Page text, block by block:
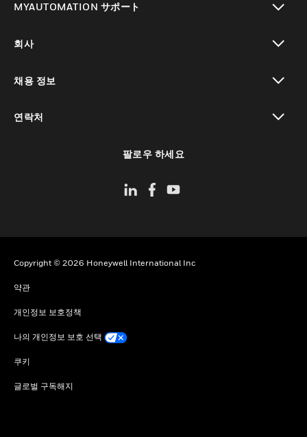
MYAUTOMATION サポート
회사
채용 정보
연락처
팔로우 하세요
Copyright © 2026 Honeywell International Inc
약관
개인정보 보호정책
나의 개인정보 보호 선택
쿠키
글로벌 구독해지